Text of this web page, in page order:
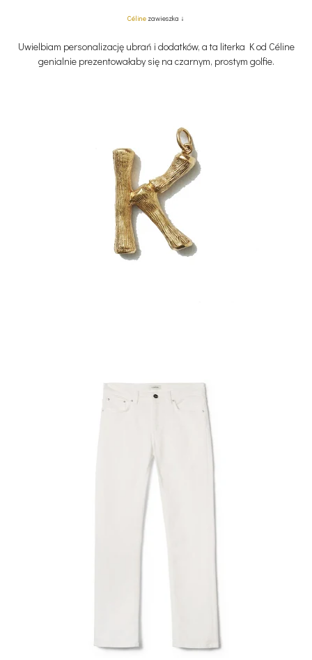
Céline zawieszka ↓
Uwielbiam personalizację ubrań i dodatków, a ta literka K od Céline
genialnie prezentowałaby się na czarnym, prostym golfie.